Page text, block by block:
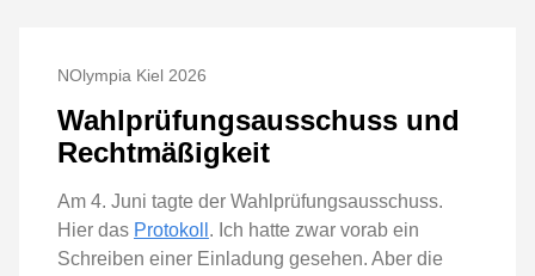
NOlympia Kiel 2026
Wahlprüfungsausschuss und
Rechtmäßigkeit
Am 4. Juni tagte der Wahlprüfungsausschuss.
Hier das Protokoll . Ich hatte zwar vorab ein
Schreiben einer Einladung gesehen. Aber die